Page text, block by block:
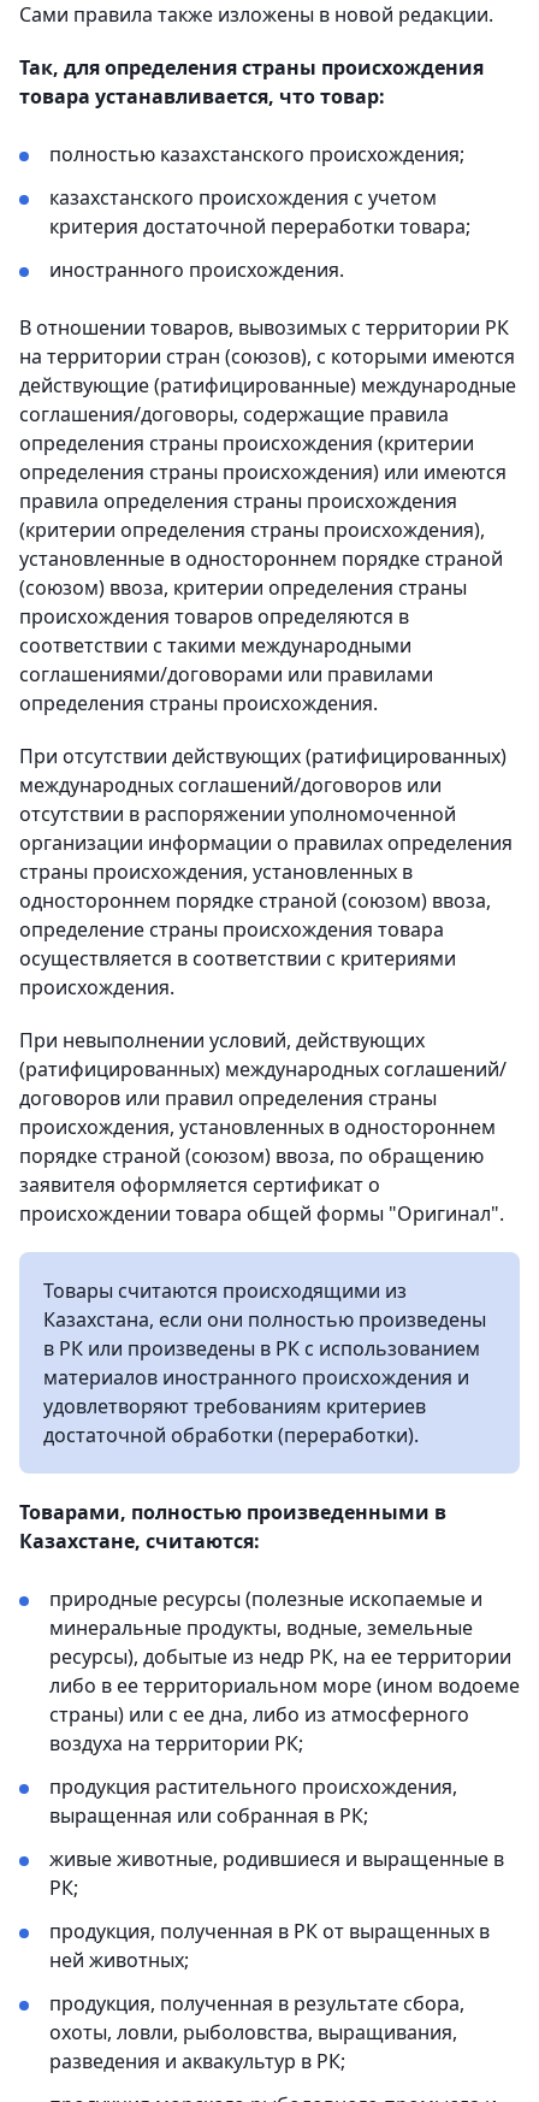
Сами правила также изложены в новой редакции.
Так, для определения страны происхождения
товара устанавливается, что товар:
полностью казахстанского происхождения;
казахстанского происхождения с учетом
критерия достаточной переработки товара;
иностранного происхождения.
В отношении товаров, вывозимых с территории РК
на территории стран (союзов), с которыми имеются
действующие (ратифицированные) международные
соглашения/договоры, содержащие правила
определения страны происхождения (критерии
определения страны происхождения) или имеются
правила определения страны происхождения
(критерии определения страны происхождения),
установленные в одностороннем порядке страной
(союзом) ввоза, критерии определения страны
происхождения товаров определяются в
соответствии с такими международными
соглашениями/договорами или правилами
определения страны происхождения.
При отсутствии действующих (ратифицированных)
международных соглашений/договоров или
отсутствии в распоряжении уполномоченной
организации информации о правилах определения
страны происхождения, установленных в
одностороннем порядке страной (союзом) ввоза,
определение страны происхождения товара
осуществляется в соответствии с критериями
происхождения.
При невыполнении условий, действующих
(ратифицированных) международных соглашений/
договоров или правил определения страны
происхождения, установленных в одностороннем
порядке страной (союзом) ввоза, по обращению
заявителя оформляется сертификат о
происхождении товара общей формы "Оригинал".
Товары считаются происходящими из
Казахстана, если они полностью произведены
в РК или произведены в РК с использованием
материалов иностранного происхождения и
удовлетворяют требованиям критериев
достаточной обработки (переработки).
Товарами, полностью произведенными в
Казахстане, считаются:
природные ресурсы (полезные ископаемые и
минеральные продукты, водные, земельные
ресурсы), добытые из недр РК, на ее территории
либо в ее территориальном море (ином водоеме
страны) или с ее дна, либо из атмосферного
воздуха на территории РК;
продукция растительного происхождения,
выращенная или собранная в РК;
живые животные, родившиеся и выращенные в
РК;
продукция, полученная в РК от выращенных в
ней животных;
продукция, полученная в результате сбора,
охоты, ловли, рыболовства, выращивания,
разведения и аквакультур в РК;